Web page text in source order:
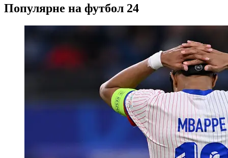
Популярне на футбол 24